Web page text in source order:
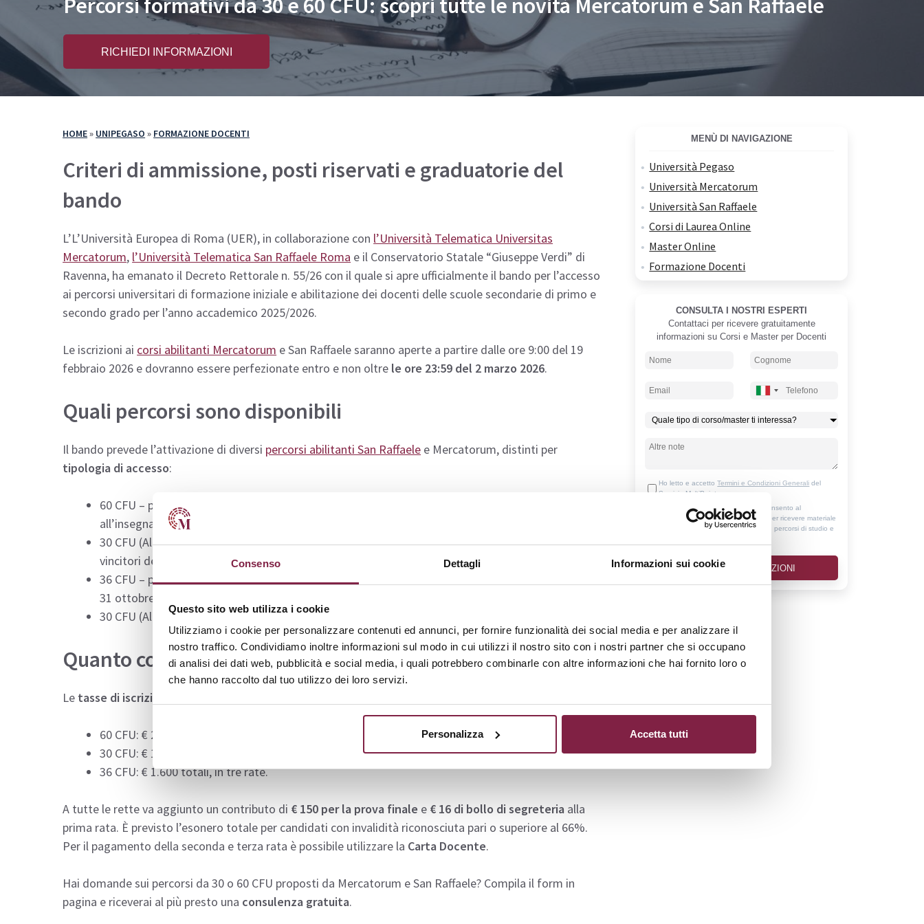
Consenso Dettagli Informazioni sui cookie
Questo sito web utilizza i cookie
Utilizziamo i cookie per personalizzare contenuti ed annunci, per fornire funzionalità dei social media e per analizzare il
nostro traffico. Condividiamo inoltre informazioni sul modo in cui utilizzi il nostro sito con i nostri partner che si occupano
di analisi dei dati web, pubblicità e social media, i quali potrebbero combinarle con altre informazioni che hai fornito loro o
che hanno raccolto dal tuo utilizzo dei loro servizi.
Personalizza Accetta tutti
Come Iscriversi
PA 110 e Lode
Come Iscriversi
PA 110 e Lode
30 e 60 CFU per l’Insegnamento
Specializzazione per il Sostegno
PA 110 e Lode
30 e 60 CFU per l’Insegnamento
Percorsi formativi da 30 e 60 CFU: scopri tutte le novità Mercatorum e San Raffaele
RICHIEDI INFORMAZIONI
HOME» UNIPEGASO » FORMAZIONE DOCENTI
Criteri di ammissione, posti riservati e graduatorie del
bando
L’L’Università Europea di Roma (UER), in collaborazione con l’Università Telematica Universitas
Mercatorum, l’Università Telematica San Raffaele Roma e il Conservatorio Statale “Giuseppe Verdi” di
Ravenna, ha emanato il Decreto Rettorale n. 55/26 con il quale si apre ufficialmente il bando per l’accesso
ai percorsi universitari di formazione iniziale e abilitazione dei docenti delle scuole secondarie di primo e
secondo grado per l’anno accademico 2025/2026.
Le iscrizioni ai corsi abilitanti Mercatorum e San Raffaele saranno aperte a partire dalle ore 9:00 del 19
febbraio 2026 e dovranno essere perfezionate entro e non oltre le ore 23:59 del 2 marzo 2026.
Quali percorsi sono disponibili
Il bando prevede l’attivazione di diversi percorsi abilitanti San Raffaele e Mercatorum, distinti per
tipologia di accesso:
60 CFU – percorso ad accesso programmato, destinato a chi intende conseguire l’abilitazione
all’insegnamento;
30 CFU (Allegato 2) – riservato a docenti con almeno 3 anni di servizio (accesso programmato) o a
vincitori del Concorso PNRR (accesso libero);
36 CFU – percorso di completamento ad accesso libero, per chi ha già conseguito 24 CFU entro il
31 ottobre 2022;
30 CFU (Allegato 4) – percorso ad accesso libero per docenti in servizio nelle scuole secondarie.
Quanto costano i corsi
Le tasse di iscrizione
60 CFU: € 2.500 totali, suddivisi in tre rate;
30 CFU: € 1.500 totali, in tre rate;
36 CFU: € 1.600 totali, in tre rate.
A tutte le rette va aggiunto un contributo di € 150 per la prova finale e € 16 di bollo di segreteria alla
prima rata. È previsto l’esonero totale per candidati con invalidità riconosciuta pari o superiore al 66%.
Per il pagamento della seconda e terza rata è possibile utilizzare la Carta Docente.
Hai domande sui percorsi da 30 o 60 CFU proposti da Mercatorum e San Raffaele? Compila il form in
pagina e riceverai al più presto una consulenza gratuita.
MENÙ DI NAVIGAZIONE
Università Pegaso
Università Mercatorum
Università San Raffaele
Corsi di Laurea Online
Master Online
Formazione Docenti
CONSULTA I NOSTRI ESPERTI
Contattaci per ricevere gratuitamente
informazioni su Corsi e Master per Docenti
Ho letto e accettoTermini e Condizioni Generali del
Servizio MultiPoint
Ho letto l'Informativa Privacy
e acconsento al
trattamento dei miei dati personali per ricevere materiale
informativo relativo ad agevolazioni, percorsi di studio e